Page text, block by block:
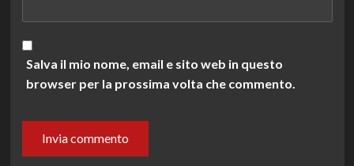
Salva il mio nome, email e sito web in questo
browser per la prossima volta che commento.